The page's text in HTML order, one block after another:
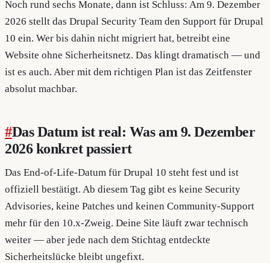
Noch rund sechs Monate, dann ist Schluss: Am 9. Dezember
2026 stellt das Drupal Security Team den Support für Drupal
10 ein. Wer bis dahin nicht migriert hat, betreibt eine
Website ohne Sicherheitsnetz. Das klingt dramatisch — und
ist es auch. Aber mit dem richtigen Plan ist das Zeitfenster
absolut machbar.
#Das Datum ist real: Was am 9. Dezember
2026 konkret passiert
Das End-of-Life-Datum für Drupal 10 steht fest und ist
offiziell bestätigt. Ab diesem Tag gibt es keine Security
Advisories, keine Patches und keinen Community-Support
mehr für den 10.x-Zweig. Deine Site läuft zwar technisch
weiter — aber jede nach dem Stichtag entdeckte
Sicherheitslücke bleibt ungefixt.